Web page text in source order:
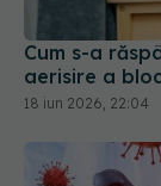
Cum s-a
aerisire a
18 iun 2026, 22:04